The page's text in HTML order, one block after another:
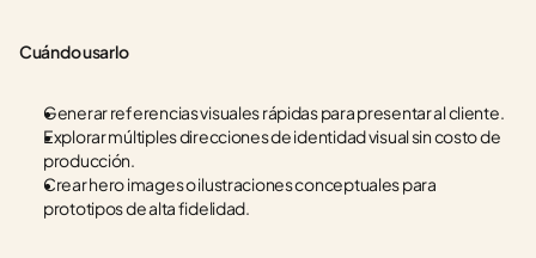
Cuándo usarlo
Generar referencias visuales rápidas para presentar al cliente.
Explorar múltiples direcciones de identidad visual sin costo de
producción.
Crear hero images o ilustraciones conceptuales para
prototipos de alta fidelidad.